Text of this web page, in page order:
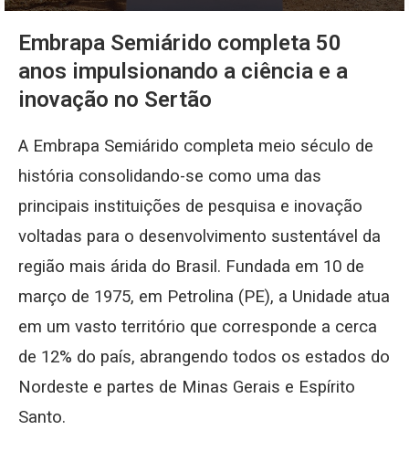
Embrapa Semiárido completa 50
anos impulsionando a ciência e a
inovação no Sertão
A Embrapa Semiárido completa meio século de
história consolidando-se como uma das
principais instituições de pesquisa e inovação
voltadas para o desenvolvimento sustentável da
região mais árida do Brasil. Fundada em 10 de
março de 1975, em Petrolina (PE), a Unidade atua
em um vasto território que corresponde a cerca
de 12% do país, abrangendo todos os estados do
Nordeste e partes de Minas Gerais e Espírito
Santo.